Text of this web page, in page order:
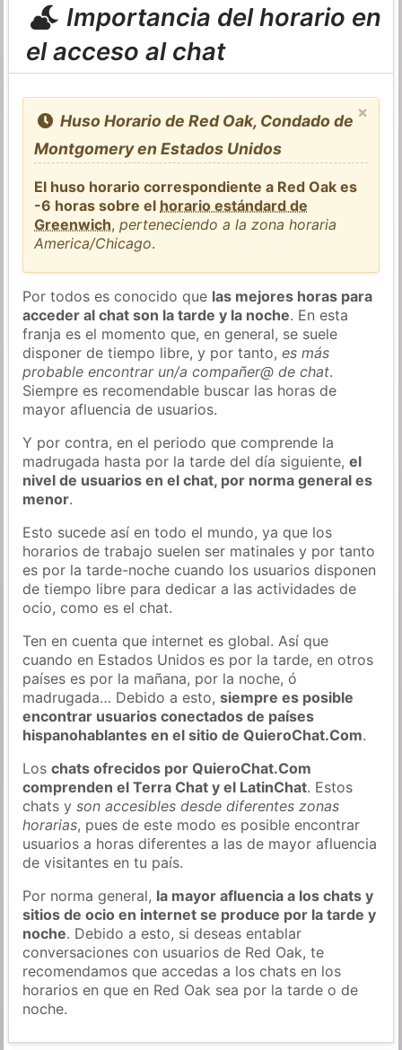
Importancia del horario en
el acceso al chat
×
Huso Horario de Red Oak, Condado de
Montgomery en Estados Unidos
El huso horario correspondiente a Red Oak es
-6 horas sobre el horario estándard de
Greenwich,perteneciendo a la zona horaria
America/Chicago.
Por todos es conocido que las mejores horas para
acceder al chat son la tarde y la noche. En esta
franja es el momento que, en general, se suele
disponer de tiempo libre, y por tanto,es más
probable encontrar un/a compañer@ de chat.
Siempre es recomendable buscar las horas de
mayor afluencia de usuarios.
Y por contra, en el periodo que comprende la
madrugada hasta por la tarde del día siguiente,el
nivel de usuarios en el chat, por norma general es
menor.
Esto sucede así en todo el mundo, ya que los
horarios de trabajo suelen ser matinales y por tanto
es por la tarde-noche cuando los usuarios disponen
de tiempo libre para dedicar a las actividades de
ocio, como es el chat.
Ten en cuenta que internet es global. Así que
cuando en Estados Unidos es por la tarde, en otros
países es por la mañana, por la noche, ó
madrugada… Debido a esto,siempre es posible
encontrar usuarios conectados de países
hispanohablantes en el sitio de QuieroChat.Com.
Loschats ofrecidos por QuieroChat.Com
comprenden el Terra Chat y el LatinChat. Estos
chats yson accesibles desde diferentes zonas
horarias, pues de este modo es posible encontrar
usuarios a horas diferentes a las de mayor afluencia
de visitantes en tu país.
Por norma general, la mayor afluencia a los chats y
sitios de ocio en internet se produce por la tarde y
noche. Debido a esto, si deseas entablar
conversaciones con usuarios de Red Oak, te
recomendamos que accedas a los chats en los
horarios en que en Red Oak sea por la tarde o de
noche.